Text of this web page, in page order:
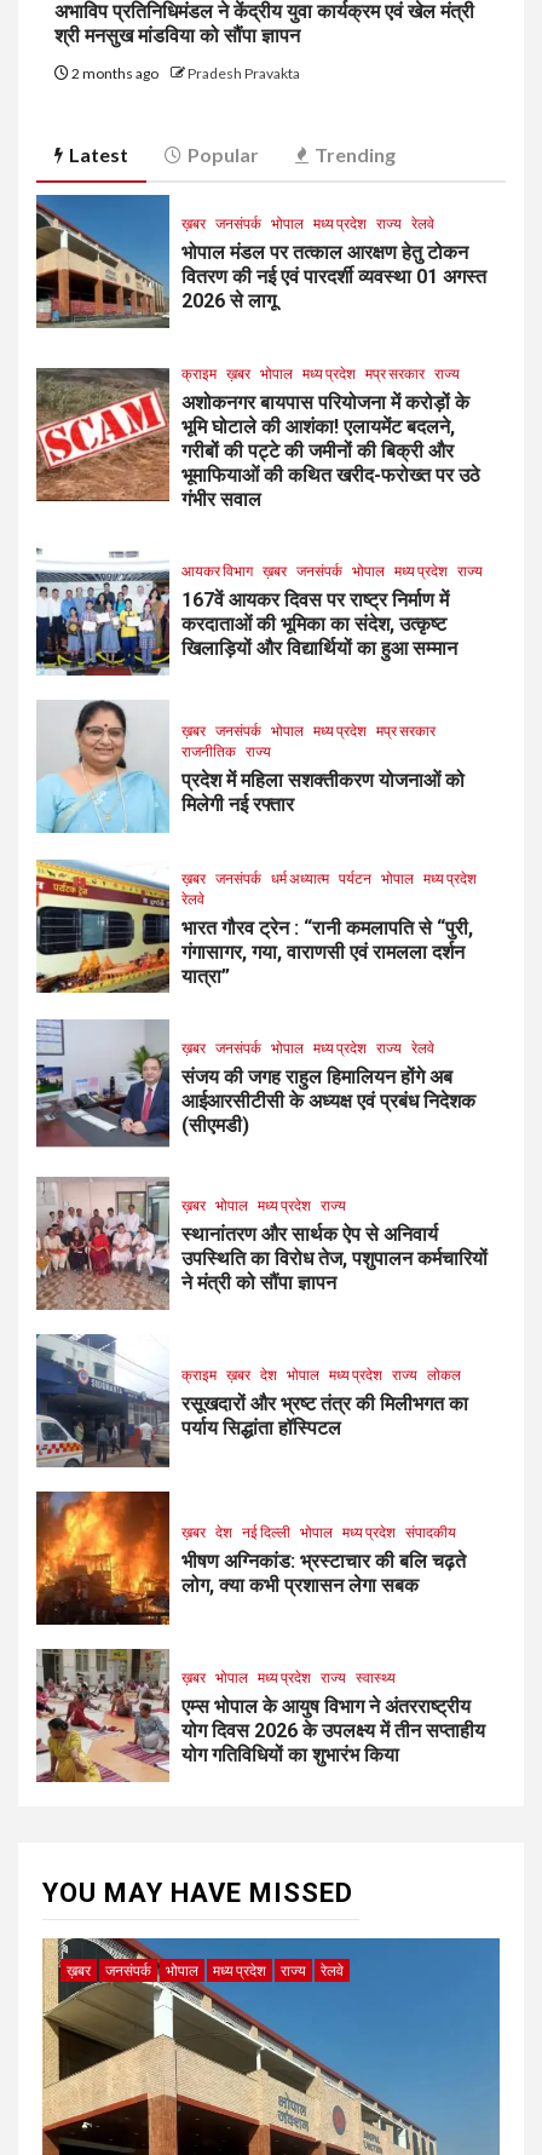
अभाविप प्रतिनिधिमंडल ने केंद्रीय युवा कार्यक्रम एवं खेल मंत्री
श्री मनसुख मांडविया को सौंपा ज्ञापन
2 months ago Pradesh Pravakta
Latest Popular Trending
ख़बर जनसंपर्क भोपाल मध्य प्रदेश राज्य रेलवे
भोपाल मंडल पर तत्काल आरक्षण हेतु टोकन
वितरण की नई एवं पारदर्शी व्यवस्था 01 अगस्त
2026 से लागू
क्राइम ख़बर भोपाल मध्य प्रदेश मप्र सरकार राज्य
अशोकनगर बायपास परियोजना में करोड़ों के
भूमि घोटाले की आशंका! एलायमेंट बदलने,
गरीबों की पट्टे की जमीनों की बिक्री और
भूमाफियाओं की कथित खरीद-फरोख्त पर उठे
गंभीर सवाल
आयकर विभाग ख़बर जनसंपर्क भोपाल मध्य प्रदेश राज्य
167वें आयकर दिवस पर राष्ट्र निर्माण में
करदाताओं की भूमिका का संदेश, उत्कृष्ट
खिलाड़ियों और विद्यार्थियों का हुआ सम्मान
ख़बर जनसंपर्क भोपाल मध्य प्रदेश मप्र सरकार
राजनीतिक राज्य
प्रदेश में महिला सशक्तीकरण योजनाओं को
मिलेगी नई रफ्तार
ख़बर जनसंपर्क धर्म अध्यात्म पर्यटन भोपाल मध्य प्रदेश
रेलवे
भारत गौरव ट्रेन : “रानी कमलापति से “पुरी,
गंगासागर, गया, वाराणसी एवं रामलला दर्शन
यात्रा”
ख़बर जनसंपर्क भोपाल मध्य प्रदेश राज्य रेलवे
संजय की जगह राहुल हिमालियन होंगे अब
आईआरसीटीसी के अध्यक्ष एवं प्रबंध निदेशक
(सीएमडी)
ख़बर भोपाल मध्य प्रदेश राज्य
स्थानांतरण और सार्थक ऐप से अनिवार्य
उपस्थिति का विरोध तेज, पशुपालन कर्मचारियों
ने मंत्री को सौंपा ज्ञापन
क्राइम ख़बर देश भोपाल मध्य प्रदेश राज्य लोकल
रसूखदारों और भ्रष्ट तंत्र की मिलीभगत का
पर्याय सिद्धांता हॉस्पिटल
ख़बर देश नई दिल्ली भोपाल मध्य प्रदेश संपादकीय
भीषण अग्निकांड: भ्रस्टाचार की बलि चढ़ते
लोग, क्या कभी प्रशासन लेगा सबक
ख़बर भोपाल मध्य प्रदेश राज्य स्वास्थ्य
एम्स भोपाल के आयुष विभाग ने अंतरराष्ट्रीय
योग दिवस 2026 के उपलक्ष्य में तीन सप्ताहीय
योग गतिविधियों का शुभारंभ किया
YOU MAY HAVE MISSED
ख़बर जनसंपर्क भोपाल मध्य प्रदेश राज्य रेलवे